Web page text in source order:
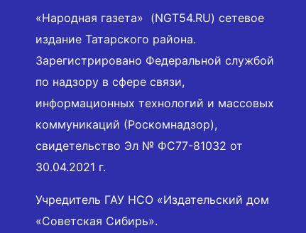
«Народная газета» (NGT54.RU) сетевое
издание Татарского района.
Зарегистрировано Федеральной службой
по надзору в сфере связи,
информационных технологий и массовых
коммуникаций (Роскомнадзор),
свидетельство Эл № ФС77-81032 от
30.04.2021 г.
Учредитель ГАУ НСО «Издательский дом
«Советская Сибирь».